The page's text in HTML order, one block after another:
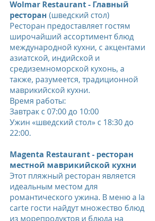
Wolmar Restaurant - Главный
ресторан (шведский стол)
Ресторан предоставляет гостям
широчайший ассортимент блюд
международной кухни, с акцентами
азиатской, индийской и
средиземноморской кухонь, а
также, разумеется, традиционной
маврикийской кухни.
Время работы:
Завтрак с 07:00 до 10:00
Ужин «шведский стол» с 18:30 до
22:00.
Magenta Restaurant - ресторан
местной маврикийской кухни
Этот пляжный ресторан является
идеальным местом для
романтического ужина. В меню a la
carte гости найдут множество блюд
из морепродуктов и блюда на